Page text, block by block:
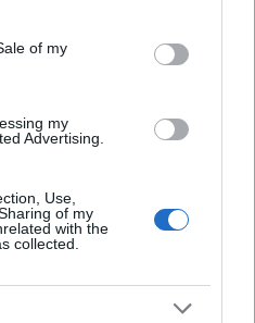
of my
my
Advertising.
Use,
of my
with the
collected.
di stabilità entra nel
braccio di ferro delicato
colpi di scena.
lo scenario è quello di
ha posto l’accento
mancata ratifica del
avrebbe sui titoli di Stato
resistenza. La
sarebbe rischiosa, per